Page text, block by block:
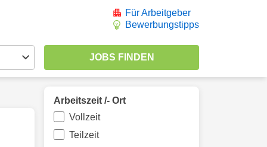
Für Arbeitgeber
Bewerbungstipps
Arbeitszeit /- Ort
Vollzeit
Teilzeit